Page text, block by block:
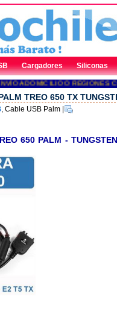
Cargadores Siliconas
A DOMICILIO O REGIONES
TREO 650 TX
, Cable USB Palm
650 PALM -